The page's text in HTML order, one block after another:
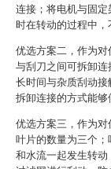
连接；将电机与固
时在转动的过程中，
优选方案二，作为
与刮刀之间可拆卸连
长时间与杂质刮动
拆卸连接的方式能够
优选方案三，作为
叶片的数量为三个
和水流一起发生转